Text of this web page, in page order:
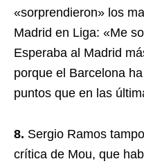
«sorprendieron» los
Madrid en Liga: «Me
Esperaba al Madrid
porque el Barcelona
puntos que en las
8. Sergio Ramos
crítica de Mou, que